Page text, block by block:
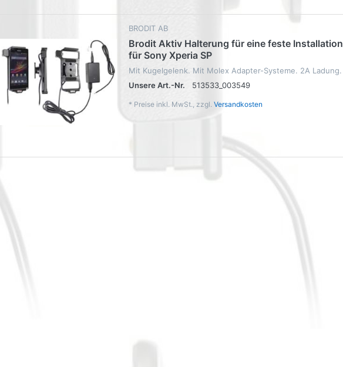
BRODIT AB
Brodit Aktiv Halterung für eine feste Installation
für Sony Xperia SP
Mit Kugelgelenk. Mit Molex Adapter-Systeme. 2A Ladung.
Unsere Art.-Nr.
513533_003549
* Preise inkl. MwSt., zzgl. Versandkosten